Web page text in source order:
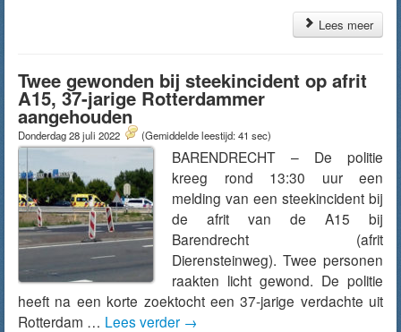
Lees meer
Twee gewonden bij steekincident op afrit
A15, 37-jarige Rotterdammer
aangehouden
Donderdag 28 juli 2022 (Gemiddelde leestijd: 41 sec)
BARENDRECHT – De politie
kreeg rond 13:30 uur een
melding van een steekincident bij
de afrit van de A15 bij
Barendrecht (afrit
Dierensteinweg). Twee personen
raakten licht gewond. De politie
heeft na een korte zoektocht een 37-jarige verdachte uit
Rotterdam … Lees verder →